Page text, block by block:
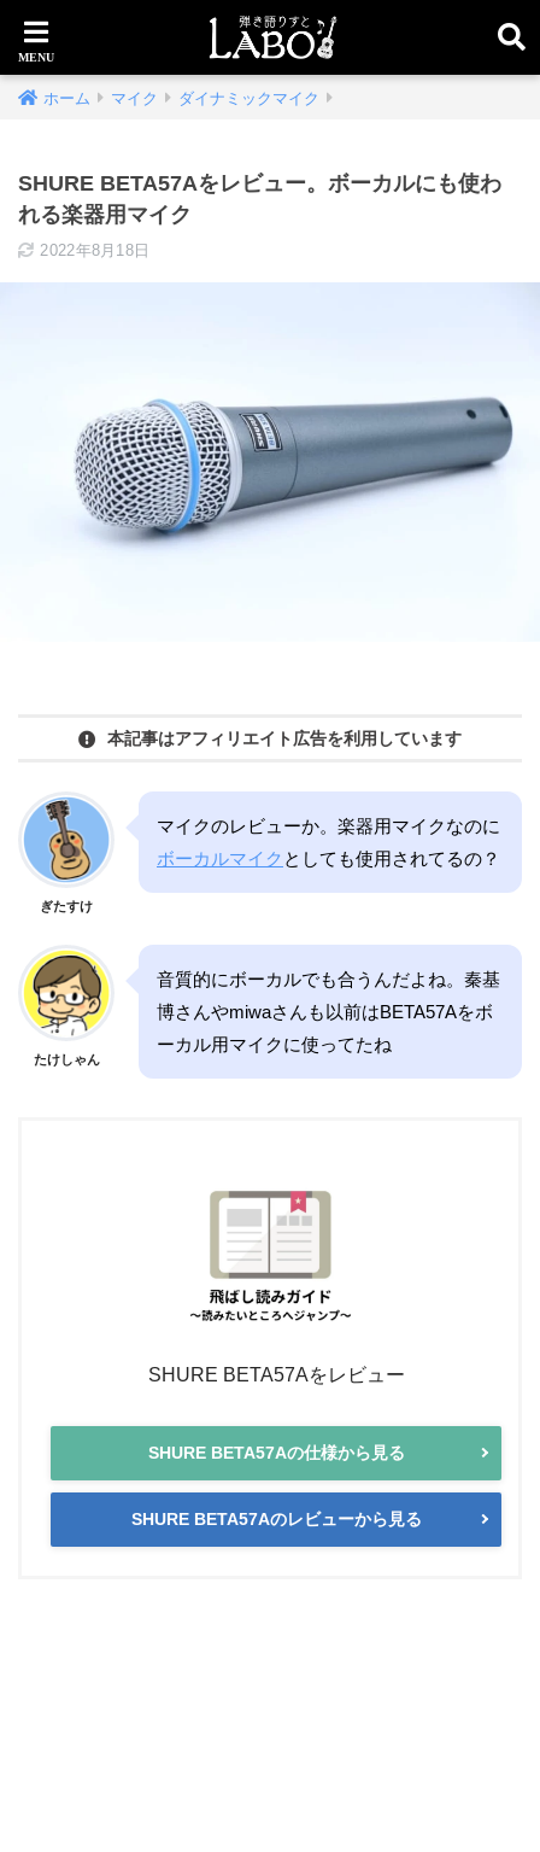
ホーム マイク ダイナミックマイク
SHURE BETA57Aをレビュー。ボーカルにも使わ
れる楽器用マイク
2022年8月18日
本記事はアフィリエイト広告を利用しています
ぎたすけ
マイクのレビューか。楽器用マイクなのに
ボーカルマイク としても使用されてるの？
たけしゃん
音質的にボーカルでも合うんだよね。秦基
博さんやmiwaさんも以前はBETA57Aをボ
ーカル用マイクに使ってたね
SHURE BETA57Aをレビュー
SHURE BETA57Aの仕様から見る
SHURE BETA57Aのレビューから見る